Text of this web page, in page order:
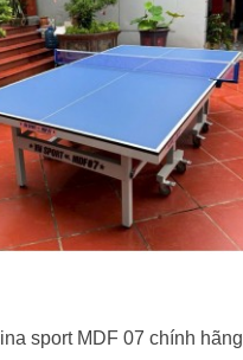
sport MDF 07 chính hãng